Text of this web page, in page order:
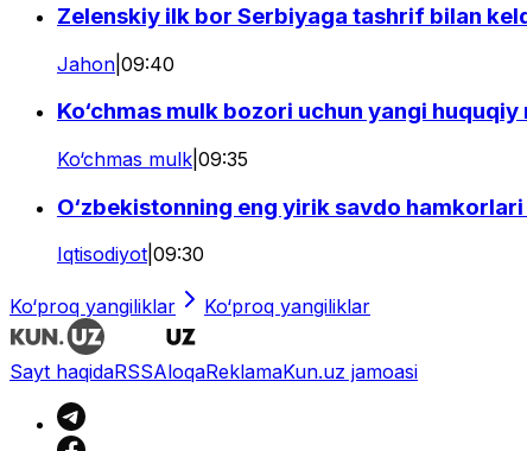
Zelenskiy ilk bor Serbiyaga tashrif bilan
Jahon 09:40
Ko‘chmas mulk bozori uchun yangi
Ko‘chmas mulk 09:35
O‘zbekistonning eng yirik savdo hamkorlari
Iqtisodiyot 09:30
Ko‘proq yangiliklar Ko‘proq yangiliklar
Sayt haqidaRSSAloqaReklamaKun.uz jamoasi